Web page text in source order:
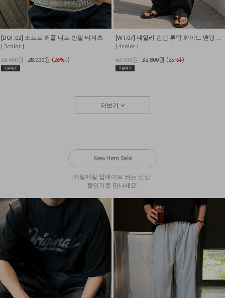
[DOF.02] 소프트 와플 니트 반팔 티셔츠
[ 3color ]
38,000원
28,000원 (26%↓)
[ 4color ]
43,900원 32,800원 (25%↓)
더보기
New Item Sale
매일매일 업데이트 되는 신상!
할인가로 만나세요.